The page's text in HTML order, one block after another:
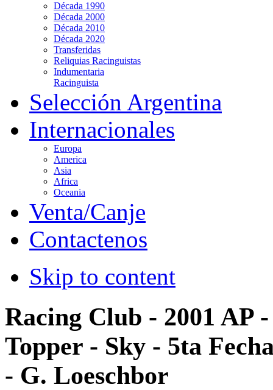
Década 1990
Década 2000
Década 2010
Década 2020
Transferidas
Reliquias Racinguistas
Indumentaria
Racinguista
Selección Argentina
Internacionales
Europa
America
Asia
Africa
Oceania
Venta/Canje
Contactenos
Skip to content
Racing Club - 2001 AP
Topper - Sky - 5ta
- G. Loeschbor